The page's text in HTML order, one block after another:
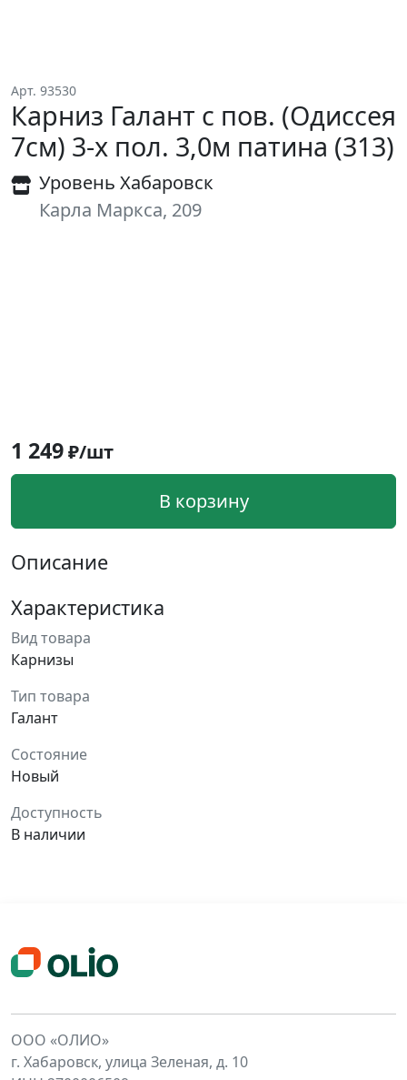
Арт. 93530
Карниз Галант с пов. (Одиссея
7см) 3-х пол. 3,0м патина (313)
Уровень Хабаровск
Карла Маркса, 209
1 249₽/шт
В корзину
Описание
Характеристика
Вид товара
Карнизы
Тип товара
Галант
Состояние
Новый
Доступность
В наличии
ООО «ОЛИО»
г. Хабаровск, улица Зеленая, д. 10